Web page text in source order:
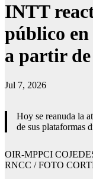
INTT
público en
a partir
Jul 7, 2026
Hoy se reanuda la
de sus plataformas
OIR-MPPCI
RNCC / FOTO